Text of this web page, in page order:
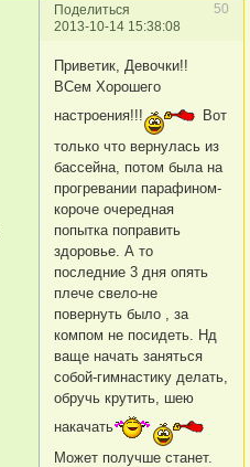
Поделиться
50
2013-10-14 15:38:08
Приветик, Девочки!!
ВСем Хорошего
настроения!!!
Вот
только что вернулась из
бассейна, потом была на
прогревании парафином-
короче очередная
попытка поправить
здоровье. А то
последние 3 дня опять
плече свело-не
повернуть было , за
компом не посидеть. Нд
ваще начать заняться
собой-гимнастику делать,
обручь крутить, шею
накачать
Может получше станет.